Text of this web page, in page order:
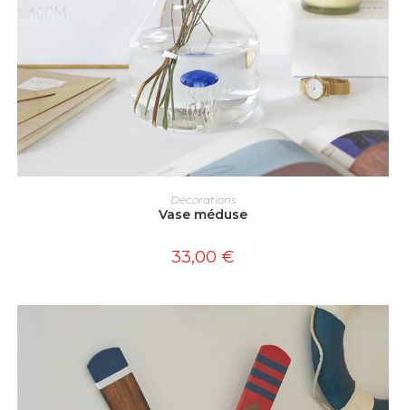
AJOUTER AU PANIER
Décorations
Vase méduse
33,00 €